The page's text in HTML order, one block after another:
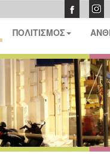
ΠΟΛΙΤΙΣΜΟΣ